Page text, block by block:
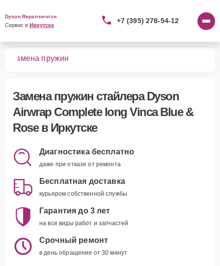
Dyson Repairservice
Сервис в Иркутске
+7 (395) 278-54-12
Замена пружин
Замена пружин стайлера Dyson
Airwrap Complete long Vinca Blue &
Rose в Иркутске
Диагностика бесплатно
даже при отказе от ремонта
Бесплатная доставка
курьером собственной службы
Гарантия до 3 лет
на все виды работ и запчастей
Срочный ремонт
в день обращения от 30 минут